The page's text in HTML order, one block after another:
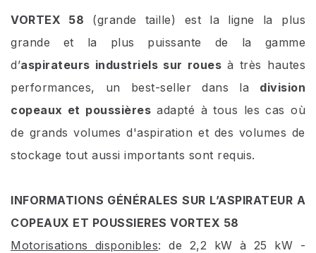
VORTEX 58 (grande taille) est la ligne la plus
grande et la plus puissante de la gamme
d’aspirateurs industriels sur roues à très hautes
performances, un best-seller dans la division
copeaux et poussières adapté à tous les cas où
de grands volumes d'aspiration et des volumes de
stockage tout aussi importants sont requis.
INFORMATIONS GÉNÉRALES SUR L’ASPIRATEUR A
COPEAUX ET POUSSIERES VORTEX 58
Motorisations disponibles: de 2,2 kW à 25 kW -